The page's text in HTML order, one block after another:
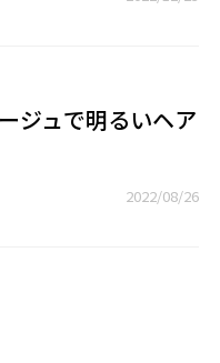
ジュで明るいヘア
2022/08/26